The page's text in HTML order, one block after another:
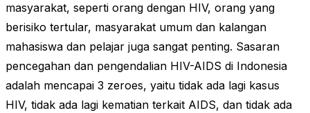
masyarakat, seperti orang dengan HIV, orang yang
berisiko tertular, masyarakat umum dan kalangan
mahasiswa dan pelajar juga sangat penting. Sasaran
pencegahan dan pengendalian HIV-AIDS di Indonesia
adalah mencapai 3 zeroes, yaitu tidak ada lagi kasus
HIV, tidak ada lagi kematian terkait AIDS, dan tidak ada